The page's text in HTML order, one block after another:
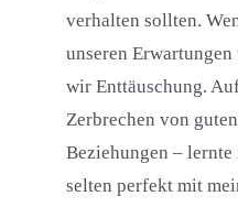
verhalten sollten.
unseren
wir Enttäuschung.
Zerbrechen von
Beziehungen –
selten perfekt mit